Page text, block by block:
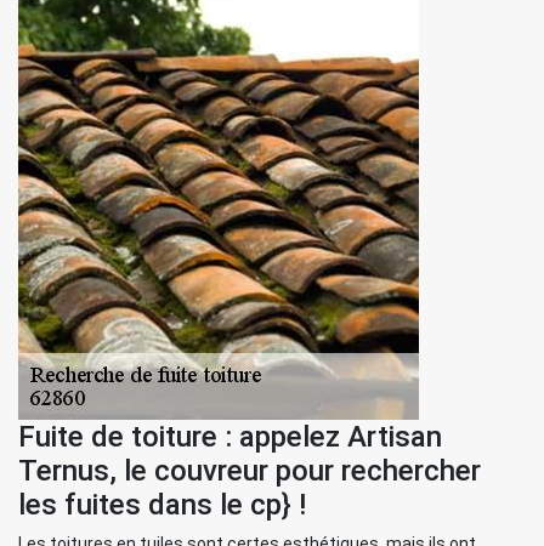
Fuite de toiture : appelez Artisan
Ternus, le couvreur pour rechercher
les fuites dans le cp} !